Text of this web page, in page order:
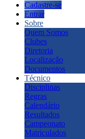
Cadastre-se
Entrar
Sobre
Quem Somos
Clubes
Diretoria
Localização
Documentos
Técnico
Disciplinas
Regras
Calendário
Resultados
Campeonato
Matriculados